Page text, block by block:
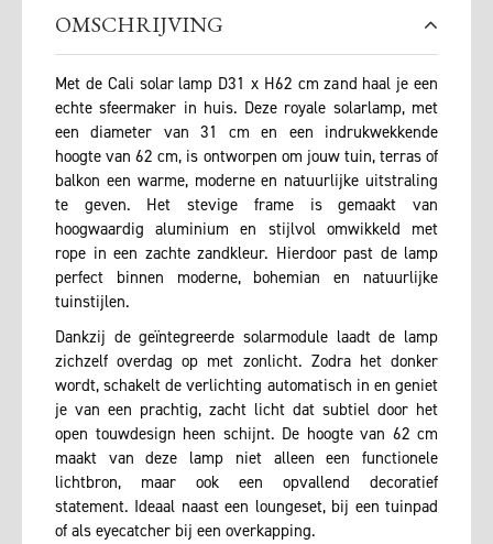
OMSCHRIJVING
Met de Cali solar lamp D31 x H62 cm zand haal je een
echte sfeermaker in huis. Deze royale solarlamp, met
een diameter van 31 cm en een indrukwekkende
hoogte van 62 cm, is ontworpen om jouw tuin, terras of
balkon een warme, moderne en natuurlijke uitstraling
te geven. Het stevige frame is gemaakt van
hoogwaardig aluminium en stijlvol omwikkeld met
rope in een zachte zandkleur. Hierdoor past de lamp
perfect binnen moderne, bohemian en natuurlijke
tuinstijlen.
Dankzij de geïntegreerde solarmodule laadt de lamp
zichzelf overdag op met zonlicht. Zodra het donker
wordt, schakelt de verlichting automatisch in en geniet
je van een prachtig, zacht licht dat subtiel door het
open touwdesign heen schijnt. De hoogte van 62 cm
maakt van deze lamp niet alleen een functionele
lichtbron, maar ook een opvallend decoratief
statement. Ideaal naast een loungeset, bij een tuinpad
of als eyecatcher bij een overkapping.